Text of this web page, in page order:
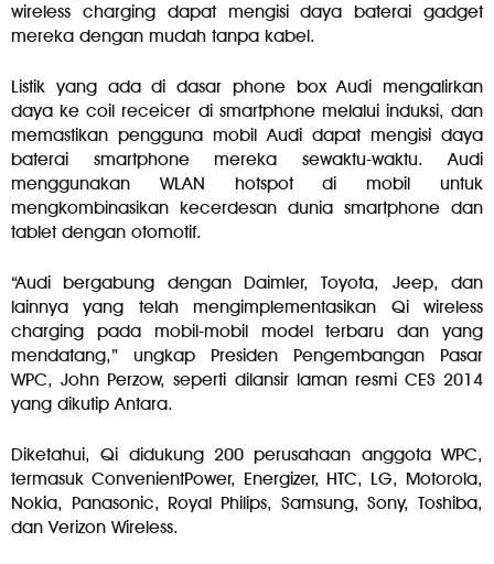
wireless charging dapat mengisi daya baterai gadget
mereka dengan mudah tanpa kabel.
Listik yang ada di dasar phone box Audi mengalirkan
daya ke coil receicer di smartphone melalui induksi, dan
memastikan pengguna mobil Audi dapat mengisi daya
baterai smartphone mereka sewaktu-waktu. Audi
menggunakan WLAN hotspot di mobil untuk
mengkombinasikan kecerdesan dunia smartphone dan
tablet dengan otomotif.
“Audi bergabung dengan Daimler, Toyota, Jeep, dan
lainnya yang telah mengimplementasikan Qi wireless
charging pada mobil-mobil model terbaru dan yang
mendatang,” ungkap Presiden Pengembangan Pasar
WPC, John Perzow, seperti dilansir laman resmi CES 2014
yang dikutip Antara.
Diketahui, Qi didukung 200 perusahaan anggota WPC,
termasuk ConvenientPower, Energizer, HTC, LG, Motorola,
Nokia, Panasonic, Royal Philips, Samsung, Sony, Toshiba,
dan Verizon Wireless.